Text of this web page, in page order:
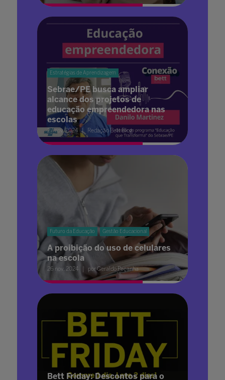
Estratégias de Aprendizagem
Sebrae/PE busca ampliar
alcance dos projetos de
educação empreendedora nas
escolas
27 nov. 2024 Redação Bett Blog
Futuro da Educação Gestão Educacional
A proibição do uso de celulares
na escola
26 nov. 2024 por Geraldo Peçanha
Bett Friday: Descontos para o